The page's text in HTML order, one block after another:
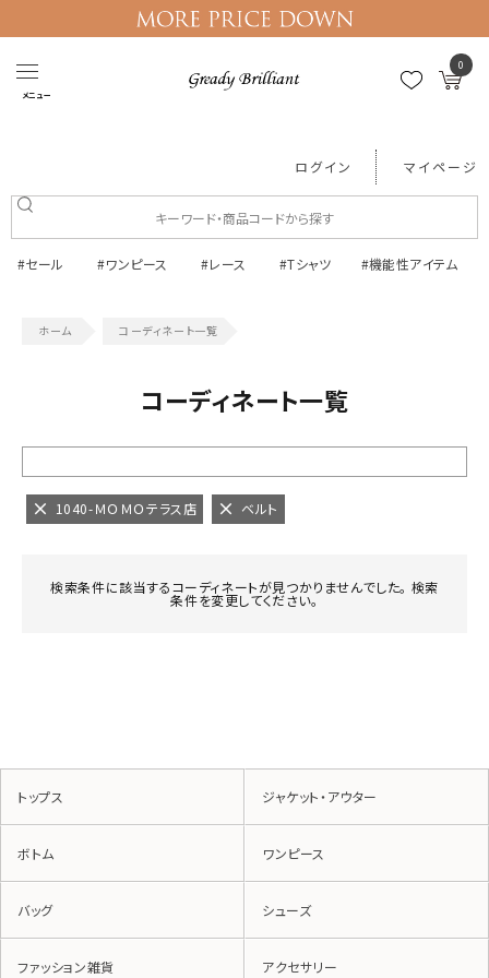
メニュー
0
ログイン マイページ
#セール #ワンピース #レース #Tシャツ #機能性アイテム
コーディネート一覧
コーディネート一覧
1040-ＭＯＭＯテラス店 ベルト
検索条件に該当するコーディネートが見つかりませんでした。 検索
条件を変更してください。
トップス ジャケット・アウター
ボトム ワンピース
バッグ シューズ
ファッション雑貨 アクセサリー